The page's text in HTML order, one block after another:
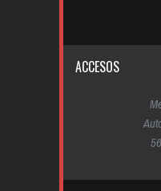
ACCESOS